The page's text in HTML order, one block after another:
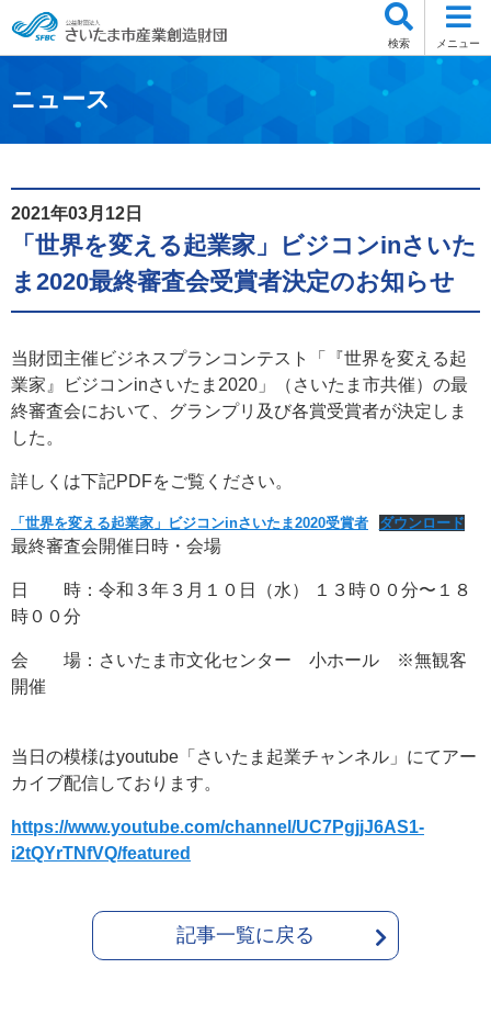
検索 メニュー
ニュース
2021年03月12日
「世界を変える起業家」ビジコンinさいた
ま2020最終審査会受賞者決定のお知らせ
当財団主催ビジネスプランコンテスト「『世界を変える起
業家』ビジコンinさいたま2020」（さいたま市共催）の最
終審査会において、グランプリ及び各賞受賞者が決定しま
した。
詳しくは下記PDFをご覧ください。
「世界を変える起業家」ビジコンinさいたま2020受賞者 ダウンロード
最終審査会開催日時・会場
日 時：令和３年３月１０日（水） １３時００分〜１８
時００分
会 場：さいたま市文化センター 小ホール ※無観客
開催
当日の模様はyoutube「さいたま起業チャンネル」にてアー
カイブ配信しております。
https://www.youtube.com/channel/UC7PgjjJ6AS1-
i2tQYrTNfVQ/featured
記事一覧に戻る